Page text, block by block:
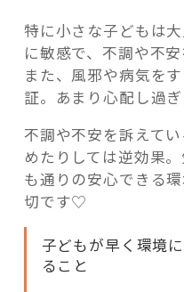
特に小さな子どもは
に敏感で、不調や不
また、風邪や病気を
証。あまり心配し過
不調や不安を訴えて
めたりしては逆効果
も通りの安心できる
切です♡
子どもが早く環境
ること